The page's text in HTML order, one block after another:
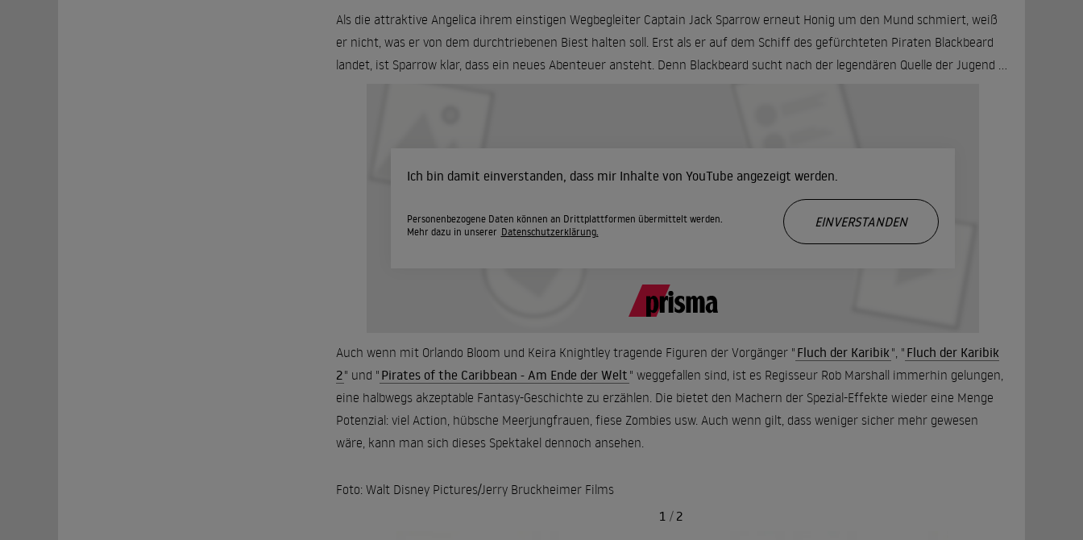
Als die attraktive Angelica ihrem einstigen Wegbegleiter Captain Jack Sparrow erneut Honig um den Mund schmiert, weiß
er nicht, was er von dem durchtriebenen Biest halten soll. Erst als er auf dem Schiff des gefürchteten Piraten Blackbeard
landet, ist Sparrow klar, dass ein neues Abenteuer ansteht. Denn Blackbeard sucht nach der legendären Quelle der Jugend ...
Ich bin damit einverstanden, dass mir Inhalte von YouTube angezeigt werden.
Personenbezogene Daten können an Drittplattformen übermittelt werden.
Mehr dazu in unserer Datenschutzerklärung.
EINVERSTANDEN
Auch wenn mit Orlando Bloom und Keira Knightley tragende Figuren der Vorgänger " Fluch der Karibik ", " Fluch der Karibik
2" und " Pirates of the Caribbean - Am Ende der Welt " weggefallen sind, ist es Regisseur Rob Marshall immerhin gelungen,
eine halbwegs akzeptable Fantasy-Geschichte zu erzählen. Die bietet den Machern der Spezial-Effekte wieder eine Menge
Potenzial: viel Action, hübsche Meerjungfrauen, fiese Zombies usw. Auch wenn gilt, dass weniger sicher mehr gewesen
wäre, kann man sich dieses Spektakel dennoch ansehen.
Foto: Walt Disney Pictures/Jerry Bruckheimer Films
1 / 2